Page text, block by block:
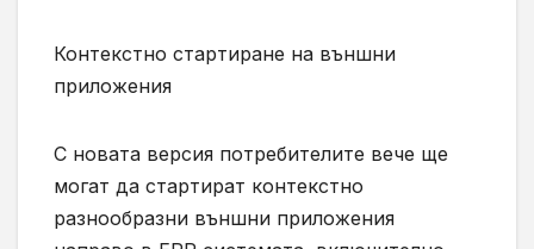
Контекстно стартиране на външни
приложения
С новата версия потребителите вече ще
могат да стартират контекстно
разнообразни външни приложения